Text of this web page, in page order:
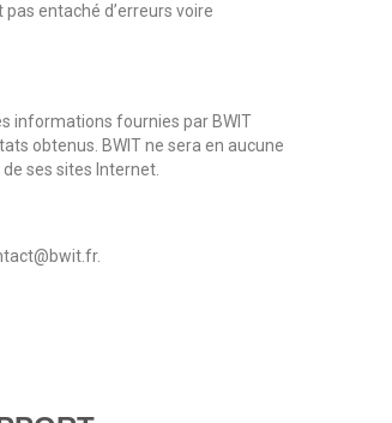
entaché d’erreurs voire
informations fournies par BWIT
obtenus. BWIT ne sera en aucune
ses sites Internet.